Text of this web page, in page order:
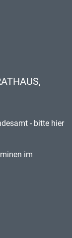
- bitte hier
im